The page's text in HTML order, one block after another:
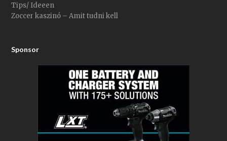
Tips/ Ideeen
Zoccer kaszinó – Amit tudni kell
Sponsor